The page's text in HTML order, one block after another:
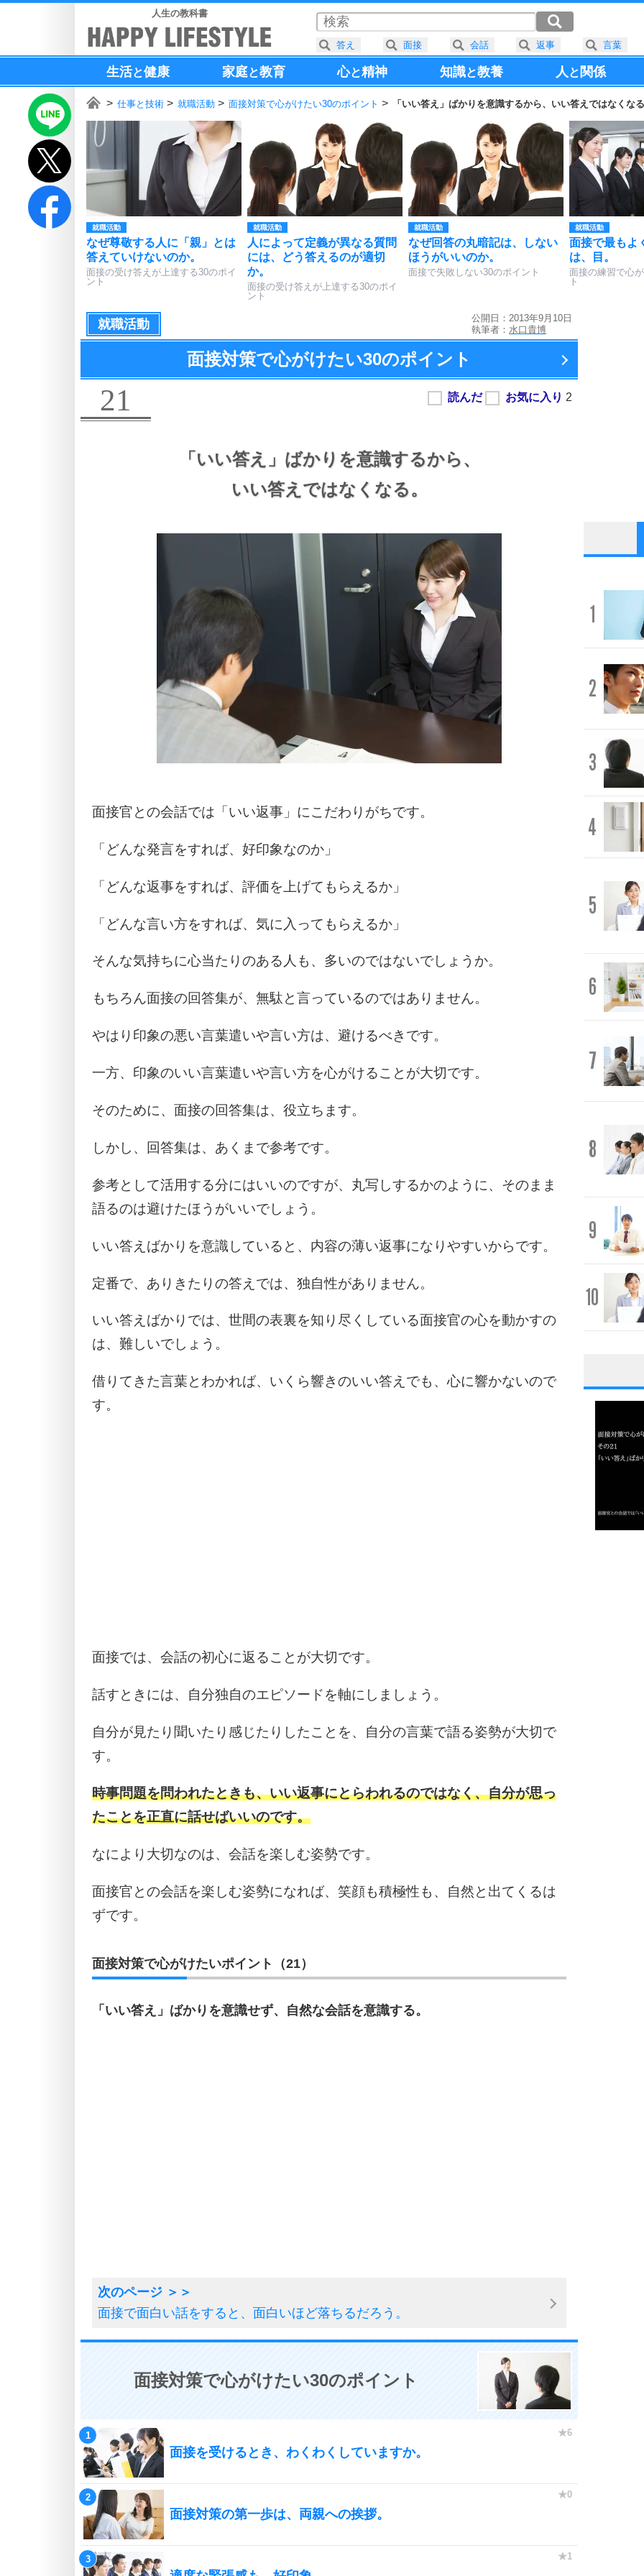
人生の教科書
生活と健康 家庭と教育 心と精神 知識と教養 人と 関係
仕事と技術 就職活動 面接対策で心がけたい30のポイント 「いい答え」ばかりを意識するから、いい答えではなくなる
就職活動
なぜ尊敬する人に「親」とは
答えていけないのか。
面接の受け答えが上達する30のポイ
ント
就職活動
人によって定義が異なる質問
には、どう答えるのが適切
か。
面接の受け答えが上達する30のポイ
ント
就職活動
なぜ回答の丸暗記は、しない
ほうがいいのか。
面接で失敗しない30のポイント
就職活動
面接で最もよ
は、目。
面接の練習で心
ト
就職活動
公開日：2013年9月10日
執筆者： 水口貴博
面接対策で心がけたい30のポイント
21
「いい答え」ばかりを意識するから、
いい答えではなくなる。
面接官との会話では「いい返事」にこだわりがちです。
「どんな発言をすれば、好印象なのか」
「どんな返事をすれば、評価を上げてもらえるか」
「どんな言い方をすれば、気に入ってもらえるか」
そんな気持ちに心当たりのある人も、多いのではないでしょうか。
もちろん面接の回答集が、無駄と言っているのではありません。
やはり印象の悪い言葉遣いや言い方は、避けるべきです。
一方、印象のいい言葉遣いや言い方を心がけることが大切です。
そのために、面接の回答集は、役立ちます。
しかし、回答集は、あくまで参考です。
参考として活用する分にはいいのですが、丸写しするかのように、そのまま
語るのは避けたほうがいいでしょう。
いい答えばかりを意識していると、内容の薄い返事になりやすいからです。
定番で、ありきたりの答えでは、独自性がありません。
いい答えばかりでは、世間の表裏を知り尽くしている面接官の心を動かすの
は、難しいでしょう。
借りてきた言葉とわかれば、いくら響きのいい答えでも、心に響かないので
す。
面接では、会話の初心に返ることが大切です。
話すときには、自分独自のエピソードを軸にしましょう。
自分が見たり聞いたり感じたりしたことを、自分の言葉で語る姿勢が大切で
す。
時事問題を問われたときも、いい返事にとらわれるのではなく、自分が思っ
たことを正直に話せばいいのです。
なにより大切なのは、会話を楽しむ姿勢です。
面接官との会話を楽しむ姿勢になれば、笑顔も積極性も、自然と出てくるは
ずです。
面接対策で心がけたいポイント（21）
「いい答え」ばかりを意識せず、自然な会話を意識する。
面接で面白い話をすると、面白いほど落ちるだろう。
面接対策で心がけたい30のポイント
面接を受けるとき、わくわくしていますか。
面接対策の第一歩は、両親への挨拶。
1
2
3
4
5
6
7
8
9
10
1
3
答え 面接 会話 返事 言葉